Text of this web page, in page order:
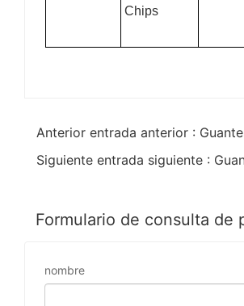
Chips
Formulario de consulta de
nombre